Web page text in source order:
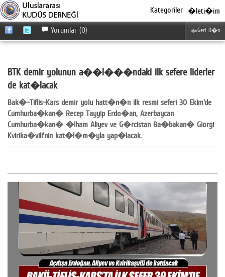
�leti�im
Kategoriler
BTK demir yolunun a��l���ndaki ilk sefere liderler
de kat�lacak
Bak�-Tiflis-Kars demir yolu hatt�n�n ilk resmi seferi 30 Ekim'de
Cumhurba�kan� Recep Tayyip Erdo�an, Azerbaycan
Cumhurba�kan� �lham Aliyev ve G�rcistan Ba�bakan� Giorgi
Kvirika�vili'nin kat�l�m�yla yap�lacak.
Geri D�n
Yorumlar (0)